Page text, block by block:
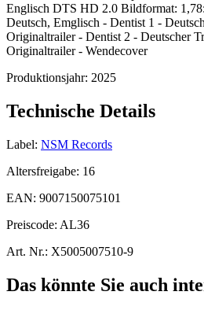
Englisch DTS HD 2.0 Bildformat:
Deutsch, Emglisch - Dentist 1 -
Originaltrailer - Dentist 2 - Deutscher
Originaltrailer - Wendecover
Produktionsjahr: 2025
Technische Details
Label: NSM Records
Altersfreigabe: 16
EAN: 9007150075101
Preiscode: AL36
Art. Nr.: X5005007510-9
Das könnte Sie auch